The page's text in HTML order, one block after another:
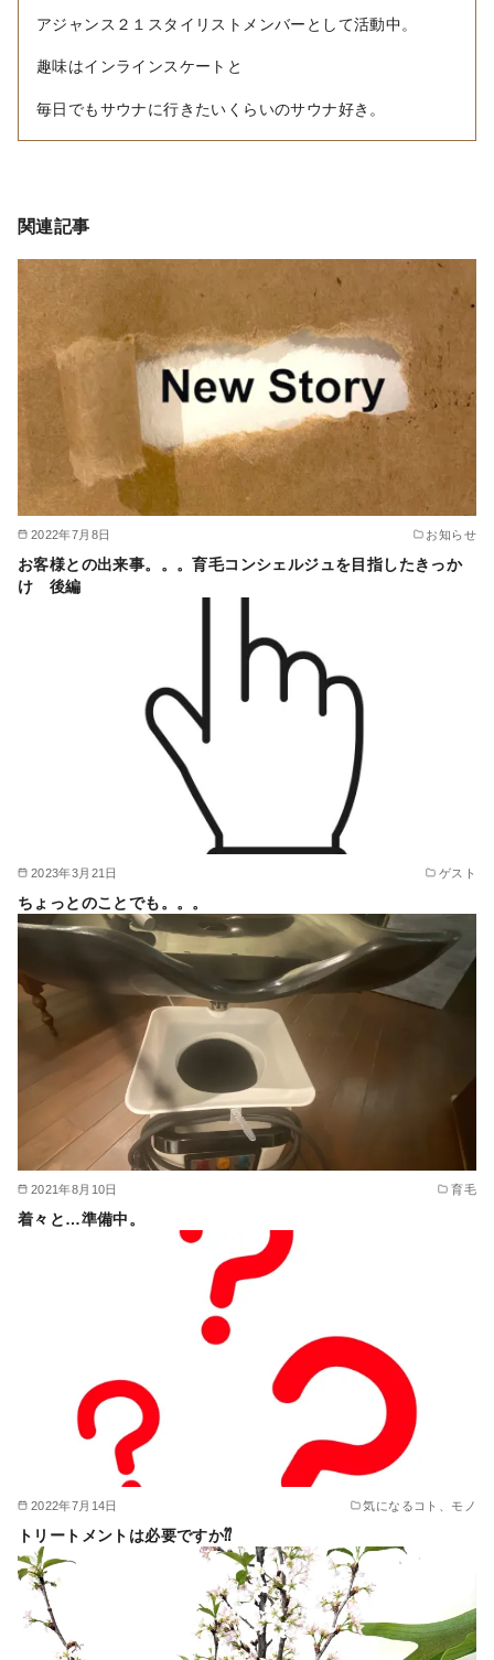
アジャンス２１スタイリストメンバーとして活動中。
趣味はインラインスケートと
毎日でもサウナに行きたいくらいのサウナ好き。
関連記事
2022年7月8日 お知らせ
お客様との出来事。。。育毛コンシェルジュを目指したきっか
け 後編
2023年3月21日 ゲスト
ちょっとのことでも。。。
2021年8月10日 育毛
着々と…準備中。
2022年7月14日 気になるコト、モノ
トリートメントは必要ですか⁇